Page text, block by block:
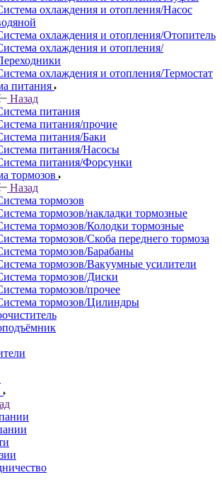
охлаждения и отопления/Насос
охлаждения и отопления/Отопитель
охлаждения и отопления/
охлаждения и отопления/Термостат
питания
Назад
питания
питания/прочие
питания/Баки
питания/Насосы
питания/Форсунки
тормозов
Назад
тормозов
тормозов/накладки тормозные
тормозов/Колодки тормозные
тормозов/Скоба переднего тормоза
тормозов/Барабаны
тормозов/Вакуумные усилители
тормозов/Диски
тормозов/прочее
тормозов/Цилиндры